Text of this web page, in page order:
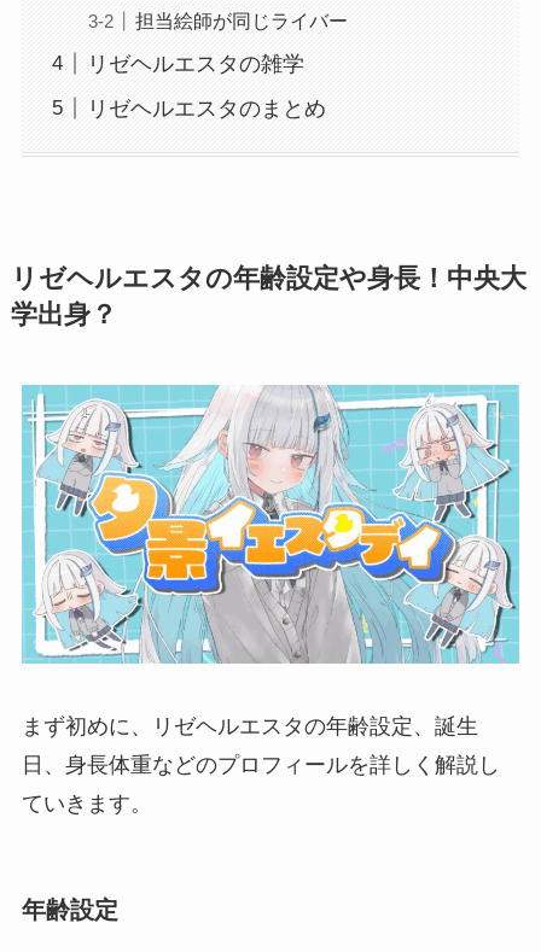
担当絵師が同じライバー
リゼヘルエスタの雑学
リゼヘルエスタのまとめ
リゼヘルエスタの年齢設定や身長！中央大
学出身？
まず初めに、リゼヘルエスタの年齢設定、誕生
日、身長体重などのプロフィールを詳しく解説し
ていきます。
年齢設定